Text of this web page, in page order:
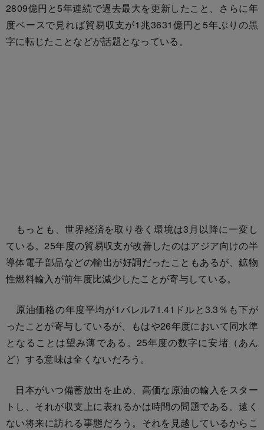
2809億円と5年連続で過去最大を更新したこと、さらに年
度ベースで見れば貿易収支が1兆3631億円と5年ぶりの黒
字に転じたことなどが話題となっている。
もっとも、世界経済を取り巻く環境は3月以降に一変し
ている。25年度の貿易収支が改善したのはアジア向けの半
導体電子部品などの輸出が好調だったこともあるが、鉱物
性燃料輸入が前年度比減少したことが寄与している。
原油価格の年度平均が1バレル71.41ドルと3.3％も下が
ったことが寄与しているが、もはや26年度において同水準
となることは望み薄である。25年度の数字に安堵（あん
ど）する意味は全くないだろう。
日本がいつ備蓄放出を止め、高価な原油の輸入をスター
トし、それが収支上に表れるかは時間の問題である。遠く
ない将来に訪れる事態だろう。それを見越しているからこ